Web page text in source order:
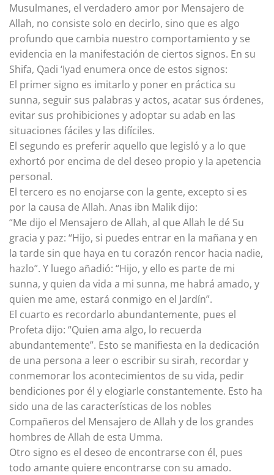
Musulmanes, el verdadero amor por Mensajero de
Allah, no consiste solo en decirlo, sino que es algo
profundo que cambia nuestro comportamiento y se
evidencia en la manifestación de ciertos signos. En su
Shifa, Qadi ‘Iyad enumera once de estos signos:
El primer signo es imitarlo y poner en práctica su
sunna, seguir sus palabras y actos, acatar sus órdenes,
evitar sus prohibiciones y adoptar su adab en las
situaciones fáciles y las difíciles.
El segundo es preferir aquello que legisló y a lo que
exhortó por encima de del deseo propio y la apetencia
personal.
El tercero es no enojarse con la gente, excepto si es
por la causa de Allah. Anas ibn Malik dijo:
“Me dijo el Mensajero de Allah, al que Allah le dé Su
gracia y paz: “Hijo, si puedes entrar en la mañana y en
la tarde sin que haya en tu corazón rencor hacia nadie,
hazlo”. Y luego añadió: “Hijo, y ello es parte de mi
sunna, y quien da vida a mi sunna, me habrá amado, y
quien me ame, estará conmigo en el Jardín”.
El cuarto es recordarlo abundantemente, pues el
Profeta dijo: “Quien ama algo, lo recuerda
abundantemente”. Esto se manifiesta en la dedicación
de una persona a leer o escribir su sirah, recordar y
conmemorar los acontecimientos de su vida, pedir
bendiciones por él y elogiarle constantemente. Esto ha
sido una de las características de los nobles
Compañeros del Mensajero de Allah y de los grandes
hombres de Allah de esta Umma.
Otro signo es el deseo de encontrarse con él, pues
todo amante quiere encontrarse con su amado.